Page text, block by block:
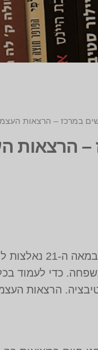
במרכז – הרצאות
– הרצאות
שלא כמו
משפחה. כדי לעמוד
הרצאות